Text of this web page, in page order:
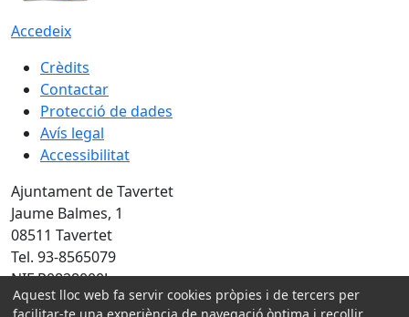
Accedeix
Crèdits
Contactar
Protecció de dades
Avís legal
Accessibilitat
Ajuntament de Tavertet
Jaume Balmes, 1
08511 Tavertet
Tel. 93-8565079
NIF P0828000J
Aquest lloc web fa servir cookies pròpies i de tercers per